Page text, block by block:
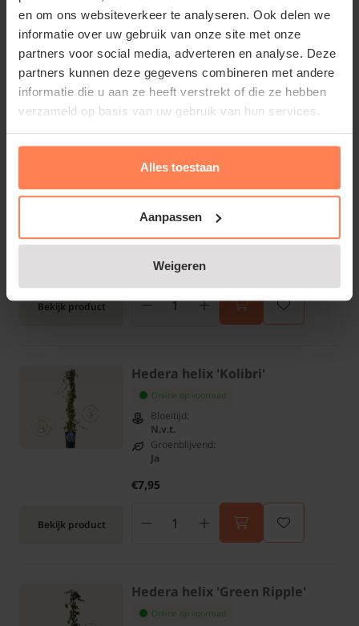
en om ons websiteverkeer te analyseren. Ook delen we
informatie over uw gebruik van onze site met onze
partners voor social media, adverteren en analyse. Deze
partners kunnen deze gegevens combineren met andere
informatie die u aan ze heeft verstrekt of die ze hebben
verzameld op basis van uw gebruik van hun services.
Alles toestaan
Aanpassen
Weigeren
Bekijk product
Groenblijvend:
Ja
€7,95
Bekijk product
Bloeitijd:
Groenblijvend:
Ja
€4,95
Bekijk product
Hedera helix 'Kolibri'
Online op voorraad
Bloeitijd:
N.v.t.
Groenblijvend:
Ja
€7,95
Hedera helix 'Green Ripple'
Online op voorraad